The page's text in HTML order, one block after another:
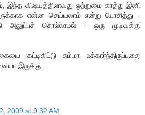
இந்த விஷயத்திலாவது ஒற்றுமை காத்து இனி
என்ன செய்யலாம் என்று யோசித்து -
அனுப்பச் சொல்லாமல் - ஒரு முடிவுக்கு
கட்டிகிட்டு சும்மா உக்கார்ந்திருப்பதை
இருக்கு.
2009 at 9:32 AM